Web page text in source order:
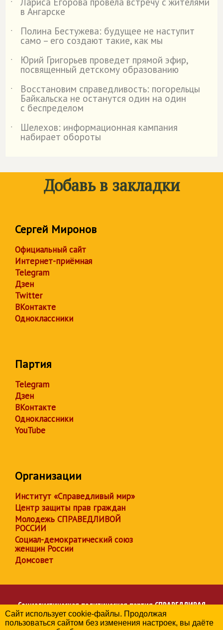
˙
в Ангарске
˙
Полина Бестужева: будущее не наступит
само – его создают такие, как мы
˙
Юрий Григорьев проведет прямой эфир,
посвященный детскому образованию
˙
Восстановим справедливость: погорельцы
Байкальска не останутся один на один
с беспределом
˙
Шелехов: информационная кампания
набирает обороты
Добавь в закладки
Сергей Миронов
Официальный сайт
Интернет-приёмная
Telegram
Дзен
Twitter
ВКонтакте
Одноклассники
Партия
Telegram
Дзен
ВКонтакте
Одноклассники
YouTube
Организации
Институт «Справедливый мир»
Центр защиты прав граждан
Молодежь СПРАВЕДЛИВОЙ
РОССИИ
Социал-демократический союз
женщин России
Домсовет
Социалистическая политическая партияСПРАВЕДЛИВАЯ
РОССИЯ
Региональное отделение партии в Иркутской области
Сайт использует cookie-файлы. Продолжая
пользоваться сайтом без изменения настроек, вы даёте